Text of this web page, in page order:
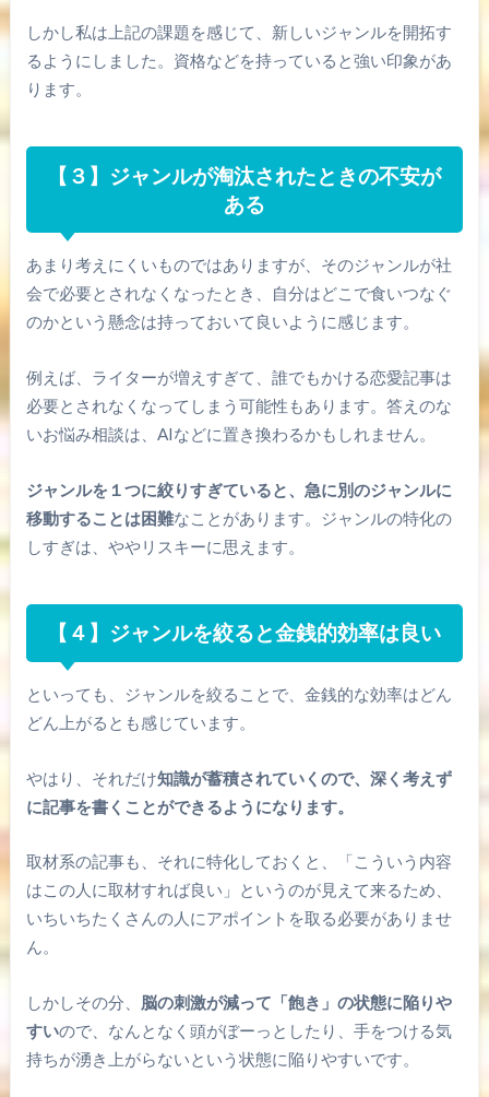
しかし私は上記の課題を感じて、新しいジャンルを開拓す
るようにしました。資格などを持っていると強い印象があ
ります。
【３】ジャンルが淘汰されたときの不安が
ある
あまり考えにくいものではありますが、そのジャンルが社
会で必要とされなくなったとき、自分はどこで食いつなぐ
のかという懸念は持っておいて良いように感じます。
例えば、ライターが増えすぎて、誰でもかける恋愛記事は
必要とされなくなってしまう可能性もあります。答えのな
いお悩み相談は、AIなどに置き換わるかもしれません。
ジャンルを１つに絞りすぎていると、急に別のジャンルに
移動することは困難なことがあります。ジャンルの特化の
しすぎは、ややリスキーに思えます。
【４】ジャンルを絞ると金銭的効率は良い
といっても、ジャンルを絞ることで、金銭的な効率はどん
どん上がるとも感じています。
やはり、それだけ知識が蓄積されていくので、深く考えず
に記事を書くことができるようになります。
取材系の記事も、それに特化しておくと、「こういう内容
はこの人に取材すれば良い」というのが見えて来るため、
いちいちたくさんの人にアポイントを取る必要がありませ
ん。
しかしその分、 脳の刺激が減って「飽き」の状態に陥りや
すいので、なんとなく頭がぼーっとしたり、手をつける気
持ちが湧き上がらないという状態に陥りやすいです。